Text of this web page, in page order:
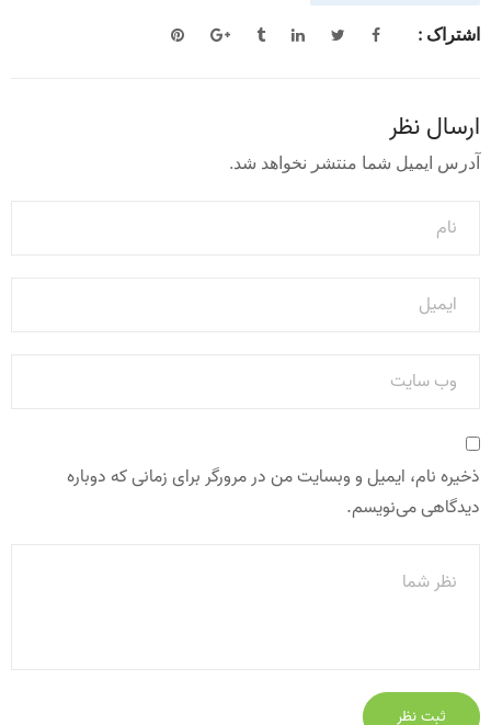
اشتراک :
ارسال نظر
آدرس ایمیل شما منتشر نخواهد شد.
ذخیره نام، ایمیل و وبسایت من در مرورگر برای زمانی که دوباره
دیدگاهی می‌نویسم.